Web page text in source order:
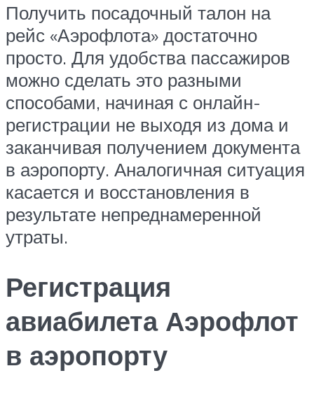
Получить посадочный талон на
рейс «Аэрофлота» достаточно
просто. Для удобства пассажиров
можно сделать это разными
способами, начиная с онлайн-
регистрации не выходя из дома и
заканчивая получением документа
в аэропорту. Аналогичная ситуация
касается и восстановления в
результате непреднамеренной
утраты.
Регистрация
авиабилета Аэрофлот
в аэропорту